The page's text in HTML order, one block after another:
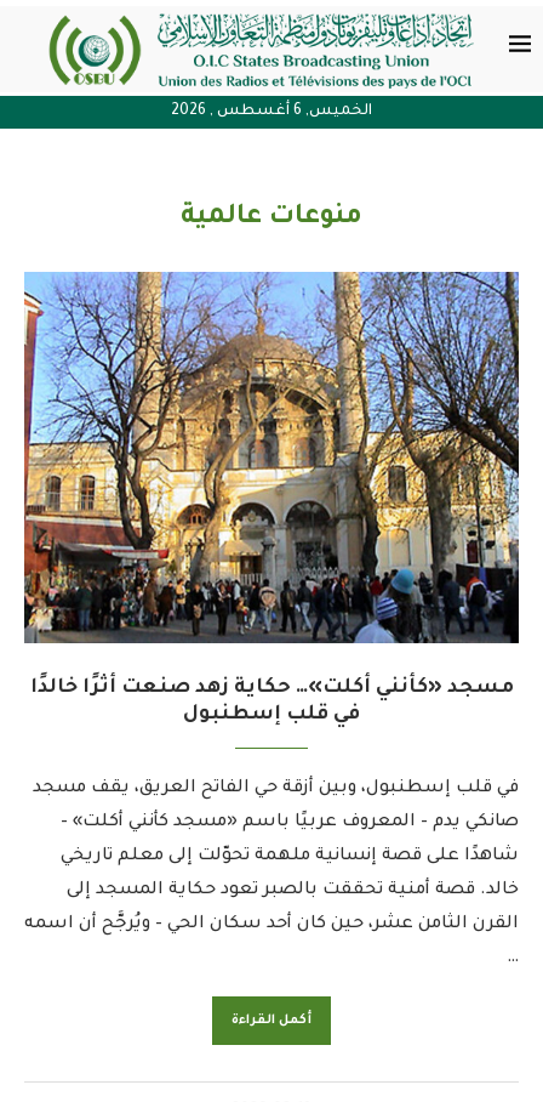
الخميس, 6 أغسطس , 2026
منوعات عالمية
مسجد «كأنني أكلت»… حكاية زهد صنعت أثرًا خالدًا
في قلب إسطنبول
في قلب إسطنبول، وبين أزقة حي الفاتح العريق، يقف مسجد
صانكي يدم – المعروف عربيًا باسم «مسجد كأنني أكلت» –
شاهدًا على قصة إنسانية ملهمة تحوّلت إلى معلم تاريخي
خالد. قصة أمنية تحققت بالصبر تعود حكاية المسجد إلى
القرن الثامن عشر، حين كان أحد سكان الحي – ويُرجَّح أن اسمه
…
أكمل القراءة